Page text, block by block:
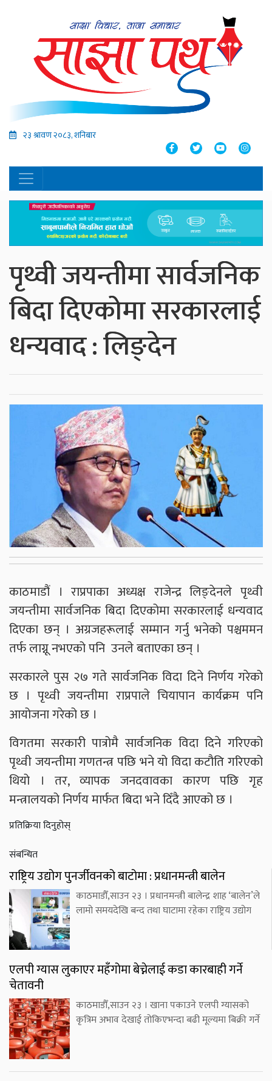
२३ श्रावण २०८३, शनिबार
पृथ्वी जयन्तीमा सार्वजनिक
बिदा दिएकोमा सरकारलाई
धन्यवाद : लिङ्देन
काठमाडौं । राप्रपाका अध्यक्ष राजेन्द्र लिङ्देनले पृथ्वी
जयन्तीमा सार्वजनिक बिदा दिएकोमा सरकारलाई धन्यवाद
दिएका छन् । अग्रजहरूलाई सम्मान गर्नु भनेको पश्चममन
तर्फ लाग्नू नभएको पनि उनले बताएका छन् ।
सरकारले पुस २७ गते सार्वजनिक विदा दिने निर्णय गरेको
छ । पृथ्वी जयन्तीमा राप्रपाले चियापान कार्यक्रम पनि
आयोजना गरेको छ ।
विगतमा सरकारी पात्रोमै सार्वजनिक विदा दिने गरिएको
पृथ्वी जयन्तीमा गणतन्त्र पछि भने यो विदा कटौति गरिएको
थियो । तर, व्यापक जनदवावका कारण पछि गृह
मन्त्रालयको निर्णय मार्फत बिदा भने दिँदै आएको छ ।
प्रतिक्रिया दिनुहोस्
संबन्धित
राष्ट्रिय उद्योग पुनर्जीवनको बाटोमा : प्रधानमन्त्री बालेन
काठमाडौँ,साउन २३ । प्रधानमन्त्री बालेन्द्र शाह ‘बालेन’ले
लामो समयदेखि बन्द तथा घाटामा रहेका राष्ट्रिय उद्योग
एलपी ग्यास लुकाएर महँगोमा बेच्नेलाई कडा कारबाही गर्ने
चेतावनी
काठमाडौँ,साउन २३ । खाना पकाउने एलपी ग्यासको
कृत्रिम अभाव देखाई तोकिएभन्दा बढी मूल्यमा बिक्री गर्ने